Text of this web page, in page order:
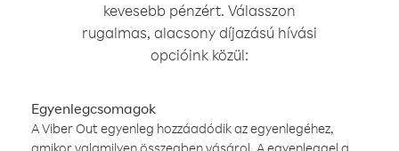
kevesebb pénzért. Válasszon
rugalmas, alacsony díjazású hívási
opcióink közül:
Egyenlegcsomagok
A Viber Out egyenleg hozzáadódik az egyenlegéhez,